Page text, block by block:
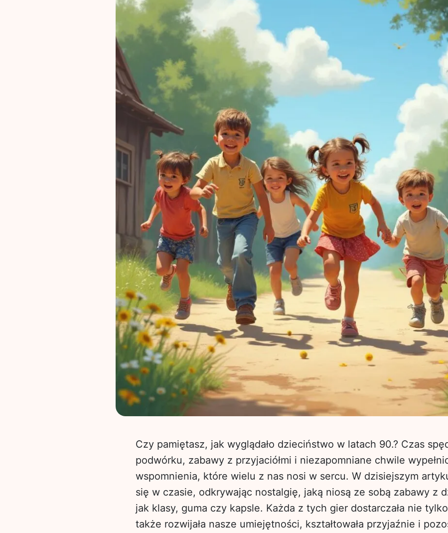
Czy pamiętasz, jak wyglądało dzieciństwo w latach 90.? Czas
podwórku, zabawy z przyjaciółmi i niezapomniane chwile
wspomnienia, które wielu z nas nosi w sercu. W dzisiejszym
się w czasie, odkrywając nostalgię, jaką niosą ze sobą zabawy z
jak klasy, guma czy kapsle. Każda z tych gier dostarczała nie
także rozwijała nasze umiejętności, kształtowała przyjaźnie i